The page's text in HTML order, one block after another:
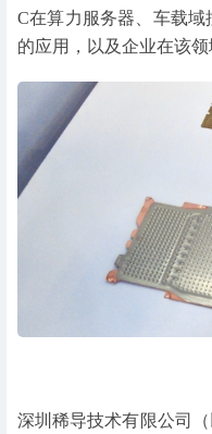
C在算力服务器、车载
的应用，以及企业在该领
深圳稀导技术有限公司